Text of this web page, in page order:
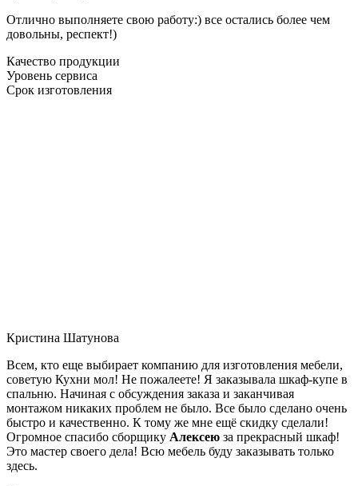
Отлично выполняете свою работу:) все остались более чем
довольны, респект!)
Качество продукции
Уровень сервиса
Срок изготовления
Кристина Шатунова
Всем, кто еще выбирает компанию для изготовления мебели,
советую Кухни мол! Не пожалеете! Я заказывала шкаф-купе в
спальню. Начиная с обсуждения заказа и заканчивая
монтажом никаких проблем не было. Все было сделано очень
быстро и качественно. К тому же мне ещё скидку сделали!
Огромное спасибо сборщику Алексею за прекрасный шкаф!
Это мастер своего дела! Всю мебель буду заказывать только
здесь.